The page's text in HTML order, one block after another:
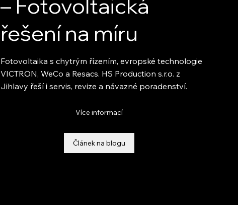
– Fotovoltaická
řešení na míru
Fotovoltaika s chytrým řízením, evropské technologie
VICTRON, WeCo a Resacs. HS Production s.r.o. z
Jihlavy řeší i servis, revize a návazné poradenství.
Více informací
Článek na blogu